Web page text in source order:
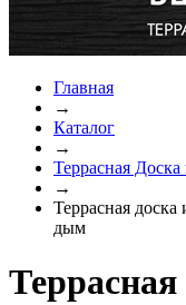
Главная
→
Каталог
→
Террасная
→
Террасная
дым